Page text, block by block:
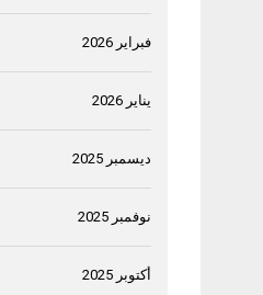
فبراير 2026
يناير 2026
ديسمبر 2025
نوفمبر 2025
أكتوبر 2025